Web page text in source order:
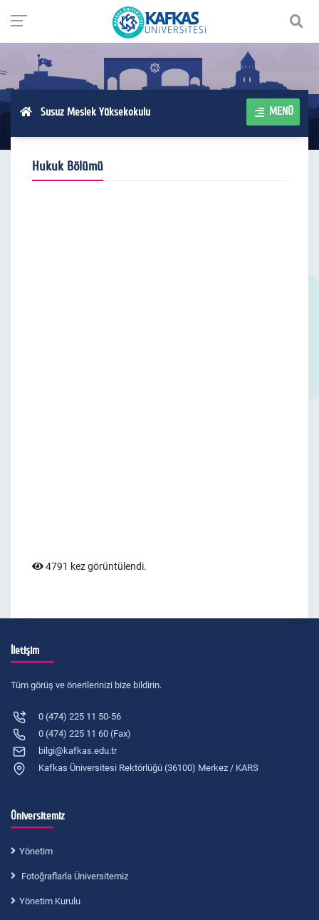
Susuz Meslek Yüksekokulu MENÜ
Hukuk Bölümü
4791 kez görüntülendi.
İletişim
Tüm görüş ve önerilerinizi bize bildirin.
0 (474) 225 11 50-56
0 (474) 225 11 60 (Fax)
bilgi@kafkas.edu.tr
Kafkas Üniversitesi Rektörlüğü (36100) Merkez / KARS
Üniversitemiz
Yönetim
Fotoğraflarla Üniversitemiz
Yönetim Kurulu